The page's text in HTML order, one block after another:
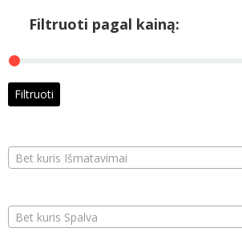
Filtruoti pagal kainą:
Filtruoti
Bet kuris Išmatavimai
Bet kuris Spalva